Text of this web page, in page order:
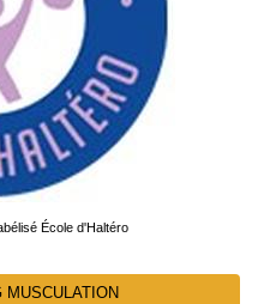
École d'Haltéro
MUSCULATION